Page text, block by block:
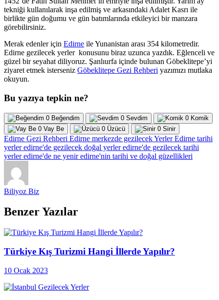
tekniği kullanılarak inşa edilmiş ve arkasındaki Adalet Kasrı ile
birlikte gün doğumu ve gün batımlarında etkileyici bir manzara
görebilirsiniz.
Merak edenler için Edirne ile Yunanistan arası 354 kilometredir.
Edirne gezilecek yerler konusunu biraz uzunca yazdık. Eğlenceli ve
güzel bir seyahat diliyoruz. Şanlıurfa içinde bulunan Göbeklitepe’yi
ziyaret etmek isterseniz Göbeklitepe Gezi Rehberi yazımızı mutlaka
okuyun.
Bu yazıya tepkin ne?
0 Beğendim 0 Sevdim 0 Komik
0 Vay Be 0 Üzücü 0 Sinir
Edirne Gezi Rehberi Edirne merkezde gezilecek YerlerEdirne tarihi
yerleredirne'de gezilecek doğal yerleredirne'de gezilecek tarihi
yerleredirne'de ne yeniredirne'nin tarihi ve doğal güzellikleri
Biliyoz Biz
Benzer Yazılar
Türkiye Kış Turizmi Hangi İllerde Yapılır?
10 Ocak 2023